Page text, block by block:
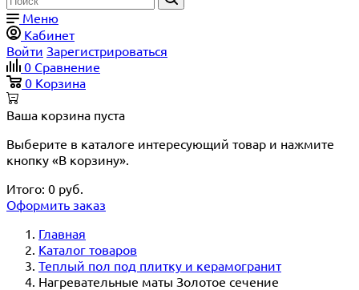
Меню
Кабинет
Войти Зарегистрироваться
0 Сравнение
0 Корзина
Ваша корзина пуста
Выберите в каталоге интересующий товар и нажмите
кнопку «В корзину».
Итого: 0 руб.
Оформить заказ
Главная
Каталог товаров
Теплый пол под плитку и керамогранит
Нагревательные маты Золотое сечение